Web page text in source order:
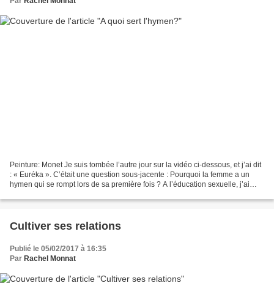
Peinture: Monet Je suis tombée l’autre jour sur la vidéo ci-dessous, et j’ai dit
: « Euréka ». C’était une question sous-jacente : Pourquoi la femme a un
hymen qui se rompt lors de sa première fois ? A l’éducation sexuelle, j’ai
Cultiver ses relations
Publié le 05/02/2017 à 16:35
Par Rachel Monnat